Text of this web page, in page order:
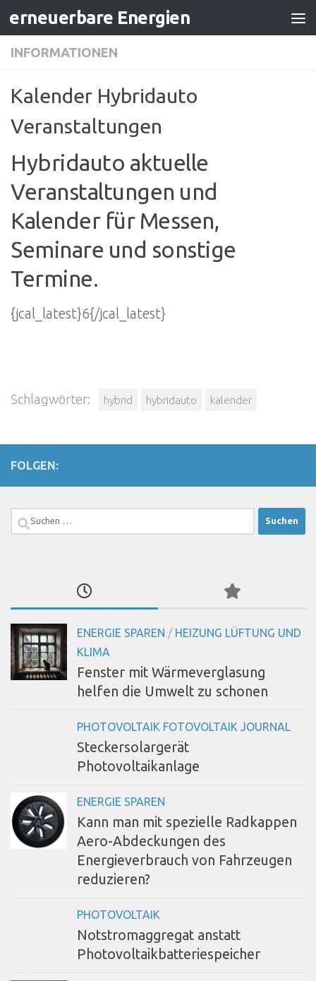
Zum Inhalt springen
erneuerbare Energien
INFORMATIONEN
Kalender Hybridauto
Veranstaltungen
Hybridauto aktuelle
Veranstaltungen und
Kalender für Messen,
Seminare und sonstige
Termine.
{jcal_latest}6{/jcal_latest}
Schlagwörter: hybrid hybridauto kalender
FOLGEN:
Suchen
ENERGIE SPAREN / HEIZUNG LÜFTUNG UND
KLIMA
Fenster mit Wärmeverglasung
helfen die Umwelt zu schonen
PHOTOVOLTAIK FOTOVOLTAIK JOURNAL
Steckersolargerät
Photovoltaikanlage
ENERGIE SPAREN
Kann man mit spezielle Radkappen
Aero-Abdeckungen des
Energieverbrauch von Fahrzeugen
reduzieren?
PHOTOVOLTAIK
Notstromaggregat anstatt
Photovoltaikbatteriespeicher